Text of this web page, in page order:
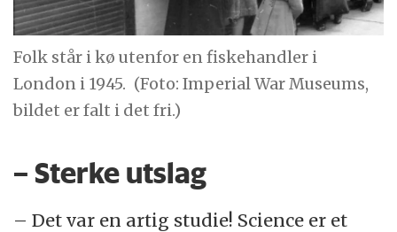
Folk står i kø utenfor en fiskehandler i
London i 1945. (Foto: Imperial War Museums,
bildet er falt i det fri.)
– Sterke utslag
– Det var en artig studie! Science er et